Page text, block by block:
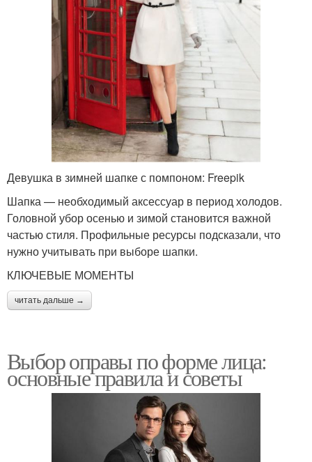
Девушка в зимней шапке с помпоном: Freepik
Шапка — необходимый аксессуар в период холодов.
Головной убор осенью и зимой становится важной
частью стиля. Профильные ресурсы подсказали, что
нужно учитывать при выборе шапки.
КЛЮЧЕВЫЕ МОМЕНТЫ
читать дальше →
Выбор оправы по форме лица:
основные правила и советы